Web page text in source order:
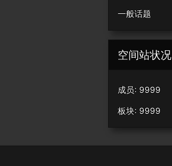
一般话题
空间站状况
成员: 9999
板块: 9999